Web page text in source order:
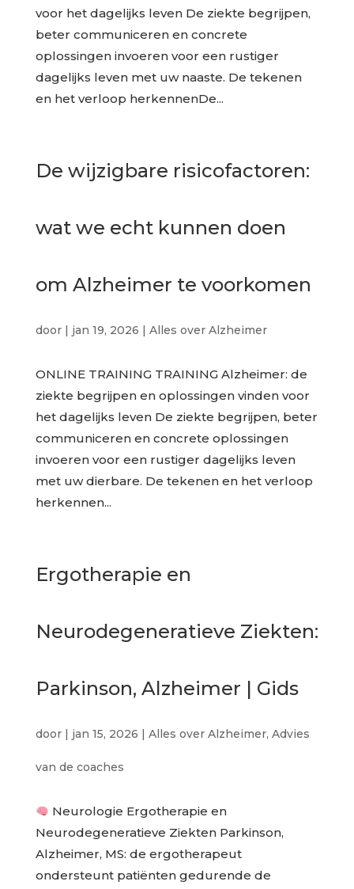
voor het dagelijks leven De ziekte begrijpen,
beter communiceren en concrete
oplossingen invoeren voor een rustiger
dagelijks leven met uw naaste. De tekenen
en het verloop herkennenDe...
De wijzigbare risicofactoren:
wat we echt kunnen doen
om Alzheimer te voorkomen
door | jan 19, 2026 | Alles over Alzheimer
ONLINE TRAINING TRAINING Alzheimer: de
ziekte begrijpen en oplossingen vinden voor
het dagelijks leven De ziekte begrijpen, beter
communiceren en concrete oplossingen
invoeren voor een rustiger dagelijks leven
met uw dierbare. De tekenen en het verloop
herkennen...
Ergotherapie en
Neurodegeneratieve Ziekten:
Parkinson, Alzheimer | Gids
door | jan 15, 2026 | Alles over Alzheimer, Advies
van de coaches
Neurologie Ergotherapie en
Neurodegeneratieve Ziekten Parkinson,
Alzheimer, MS: de ergotherapeut
ondersteunt patiënten gedurende de